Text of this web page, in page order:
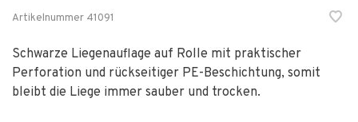
Artikelnummer 41091
Schwarze Liegenauflage auf Rolle mit praktischer
Perforation und rückseitiger PE-Beschichtung, somit
bleibt die Liege immer sauber und trocken.